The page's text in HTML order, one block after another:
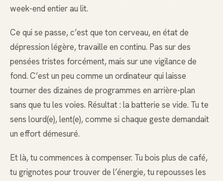
week-end entier au lit.
Ce qui se passe, c’est que ton cerveau, en état de
dépression légère, travaille en continu. Pas sur des
pensées tristes forcément, mais sur une vigilance de
fond. C’est un peu comme un ordinateur qui laisse
tourner des dizaines de programmes en arrière-plan
sans que tu les voies. Résultat : la batterie se vide. Tu te
sens lourd(e), lent(e), comme si chaque geste demandait
un effort démesuré.
Et là, tu commences à compenser. Tu bois plus de café,
tu grignotes pour trouver de l’énergie, tu repousses les